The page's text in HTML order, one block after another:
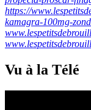
https://
kamagra-100mg-
Vu à la Télé